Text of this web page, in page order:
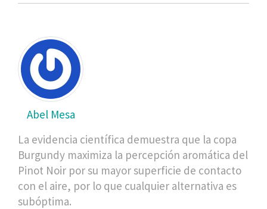
Abel Mesa
La evidencia científica demuestra que la copa
Burgundy maximiza la percepción aromática del
Pinot Noir por su mayor superficie de contacto
con el aire, por lo que cualquier alternativa es
subóptima.